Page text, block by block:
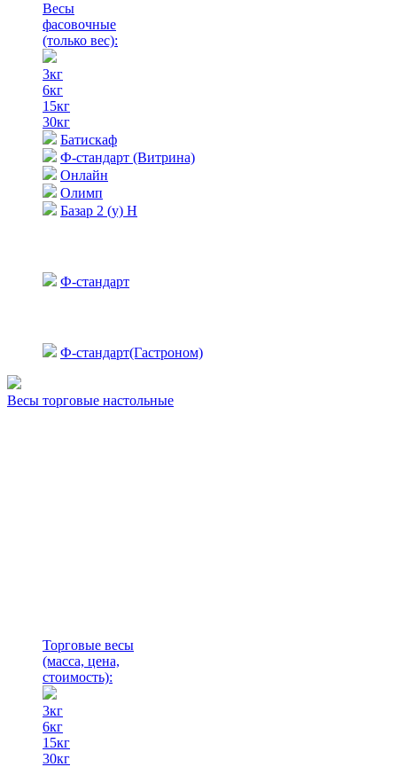
Весы
фасовочные
(только вес):
3кг
6кг
15кг
30кг
Батискаф
Ф-стандарт (Витрина)
Онлайн
Олимп
Базар 2 (у) Н
Ф-стандарт
Ф-стандарт(Гастроном)
Весы торговые настольные
Торговые весы
(масса, цена,
стоимость):
3кг
6кг
15кг
30кг